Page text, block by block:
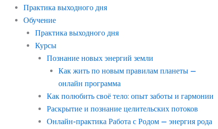
Практика выходного дня
Обучение
Практика выходного дня
Курсы
Познание новых энергий земли
Как жить по новым правилам планеты —
онлайн программа
Как полюбить своё тело: опыт заботы и гармонии
Раскрытие и познание целительских потоков
Онлайн-практика Работа с Родом — энергия рода